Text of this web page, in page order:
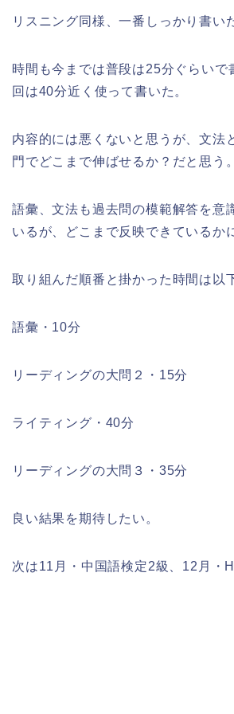
リスニング同様、一番しっかり書い
時間も今までは普段は25分ぐらいで
回は40分近く使って書いた。
内容的には悪くないと思うが、文法
門でどこまで伸ばせるか？だと思う。
語彙、文法も過去問の模範解答を意
いるが、どこまで反映できているか
取り組んだ順番と掛かった時間は以
語彙・10分
リーディングの大問２・15分
ライティング・40分
リーディングの大問３・35分
良い結果を期待したい。
次は11月・中国語検定2級、12月・